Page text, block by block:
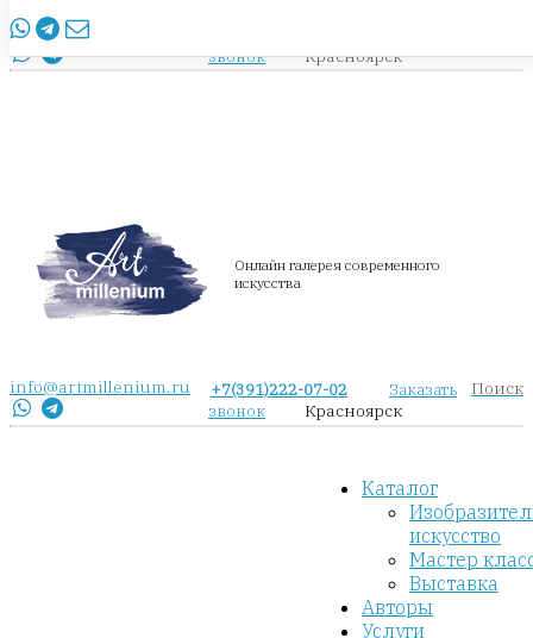
info@artmillenium.ru
звонок
Красноярск
Онлайн галерея современного
искусства
info@artmillenium.ru +7(391)222-07-02
Заказать
звонок
Красноярск
Поиск
Каталог
искусство
Мастер
Выставка
Авторы
Услуги